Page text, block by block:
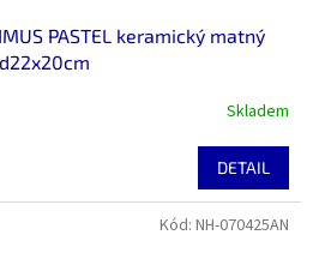
PASTEL keramický matný
d22x20cm
Skladem
DETAIL
Kód: NH-070425AN